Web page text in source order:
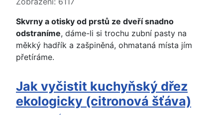
Skvrny a otisky od prstů ze dveří snadno
odstraníme, dáme-li si trochu zubní pasty na
měkký hadřík a zašpiněná, ohmataná místa jím
přetíráme.
Jak vyčistit kuchyňský dřez
ekologicky (citronová šťáva)